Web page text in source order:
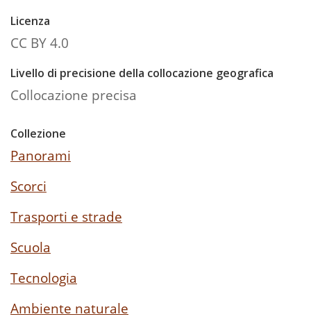
Licenza
CC BY 4.0
Livello di precisione della collocazione geografica
Collocazione precisa
Collezione
Panorami
Scorci
Trasporti e strade
Scuola
Tecnologia
Ambiente naturale